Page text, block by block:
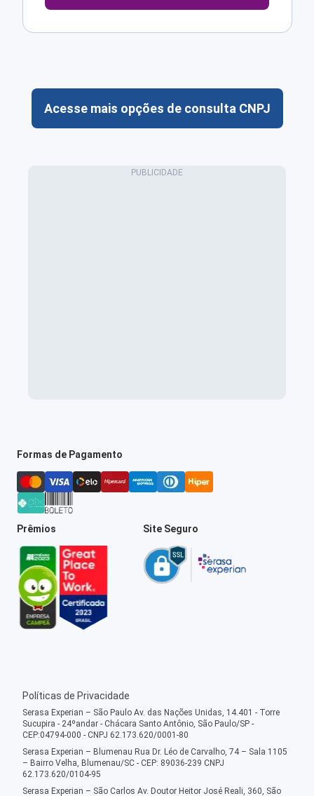
Acesse mais opções de consulta CNPJ
Formas de Pagamento
Prêmios Site Seguro
Políticas de Privacidade
Serasa Experian – São Paulo Av. das Nações Unidas, 14.401 - Torre
Sucupira - 24ºandar - Chácara Santo Antônio, São Paulo/SP -
CEP:04794-000 - CNPJ 62.173.620/0001-80
Serasa Experian – Blumenau Rua Dr. Léo de Carvalho, 74 – Sala 1105
– Bairro Velha, Blumenau/SC - CEP: 89036-239 CNPJ
62.173.620/0104-95
Serasa Experian – São Carlos Av. Doutor Heitor José Reali, 360, São